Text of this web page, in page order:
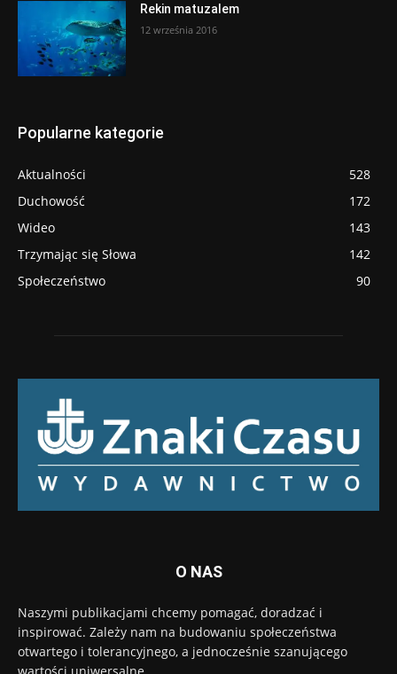
Rekin matuzalem
12 września 2016
Popularne kategorie
Aktualności
528
Duchowość
172
Wideo
143
Trzymając się Słowa
142
Społeczeństwo
90
O NAS
Naszymi publikacjami chcemy pomagać, doradzać i
inspirować. Zależy nam na budowaniu społeczeństwa
otwartego i tolerancyjnego, a jednocześnie szanującego